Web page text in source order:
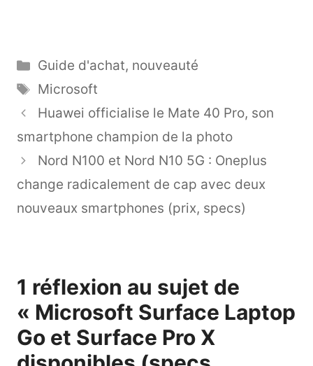
Catégories
Guide d'achat, nouveauté
Étiquettes
Microsoft
Huawei officialise le Mate 40 Pro, son
smartphone champion de la photo
Nord N100 et Nord N10 5G : Oneplus
change radicalement de cap avec deux
nouveaux smartphones (prix, specs)
1 réflexion au sujet de
« Microsoft Surface Laptop
Go et Surface Pro X